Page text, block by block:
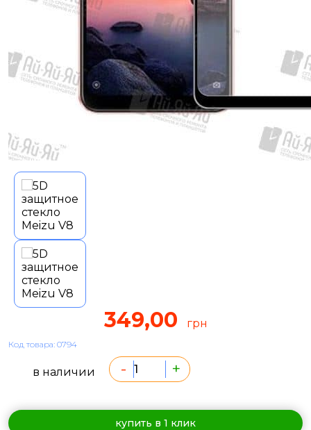
349,00 грн
Код товара: 0794
в наличии - +
купить в 1 клик